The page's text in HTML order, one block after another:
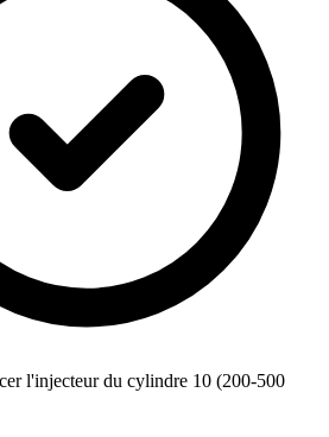
l'injecteur du cylindre 10 (200-500